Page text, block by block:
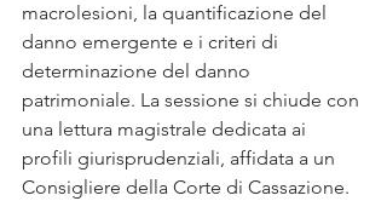
macrolesioni, la quantificazione del
danno emergente e i criteri di
determinazione del danno
patrimoniale. La sessione si chiude con
una lettura magistrale dedicata ai
profili giurisprudenziali, affidata a un
Consigliere della Corte di Cassazione.